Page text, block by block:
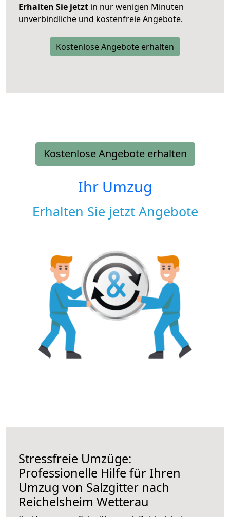
Erhalten Sie jetzt in nur wenigen Minuten
unverbindliche und kostenfreie Angebote.
Kostenlose Angebote erhalten
Kostenlose Angebote erhalten
Ihr Umzug
Erhalten Sie jetzt Angebote
Stressfreie Umzüge:
Professionelle Hilfe für Ihren
Umzug von Salzgitter nach
Reichelsheim Wetterau